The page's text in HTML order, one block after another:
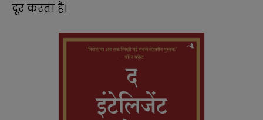
दूर करता है।